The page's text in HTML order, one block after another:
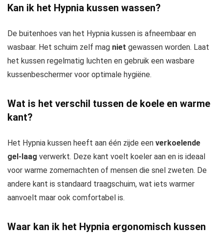
Kan ik het Hypnia kussen wassen?
De buitenhoes van het Hypnia kussen is afneembaar en
wasbaar. Het schuim zelf mag niet gewassen worden. Laat
het kussen regelmatig luchten en gebruik een wasbare
kussenbeschermer voor optimale hygiëne.
Wat is het verschil tussen de koele en warme
kant?
Het Hypnia kussen heeft aan één zijde een verkoelende
gel-laag verwerkt. Deze kant voelt koeler aan en is ideaal
voor warme zomernachten of mensen die snel zweten. De
andere kant is standaard traagschuim, wat iets warmer
aanvoelt maar ook comfortabel is.
Waar kan ik het Hypnia ergonomisch kussen